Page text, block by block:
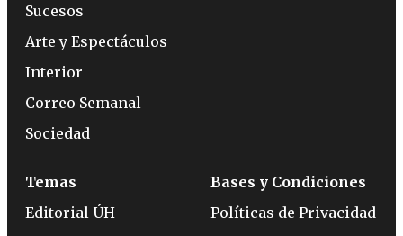
Sucesos
Arte y Espectáculos
Interior
Correo Semanal
Sociedad
Temas
Editorial ÚH
Bases y Condiciones
Políticas de Privacidad